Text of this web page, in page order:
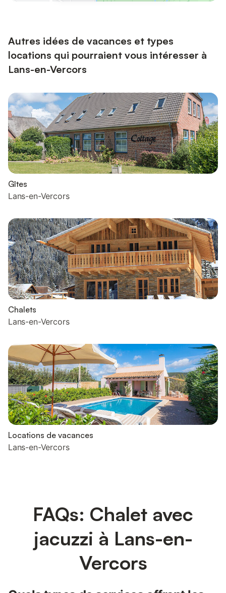
Autres idées de vacances et types
locations qui pourraient vous intéresser à
Lans-en-Vercors
Gîtes
Lans-en-Vercors
Chalets
Lans-en-Vercors
Locations de vacances
Lans-en-Vercors
FAQs: Chalet avec
jacuzzi à Lans-en-
Vercors